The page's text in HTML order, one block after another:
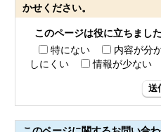
かせください。
このページは役に立ちました
特にない
内容が分
しにくい
情報が少ない
送